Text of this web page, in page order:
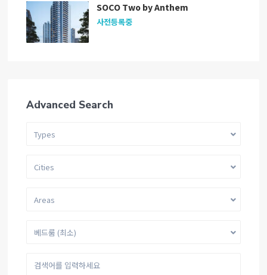
SOCO Two by Anthem
사전등록중
Advanced Search
Types
Cities
Areas
베드룸 (최소)